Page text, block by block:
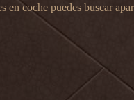
coche puedes buscar